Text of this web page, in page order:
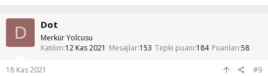
D Dot
Merkür Yolcusu
Katılım 12 Kas 2021 Mesajlar 153 Tepki puanı 184 Puanları 58
18 Kas 2021 #9